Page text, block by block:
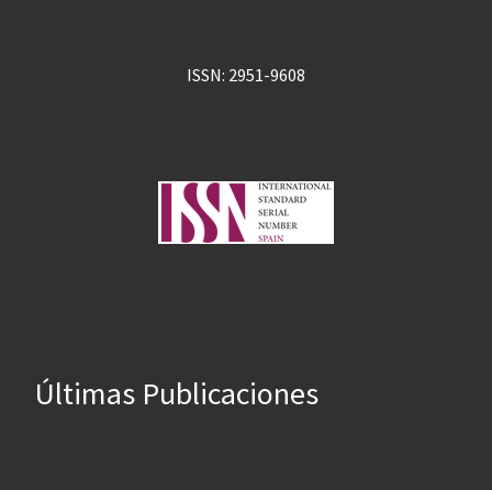
ISSN: 2951-9608
Últimas Publicaciones